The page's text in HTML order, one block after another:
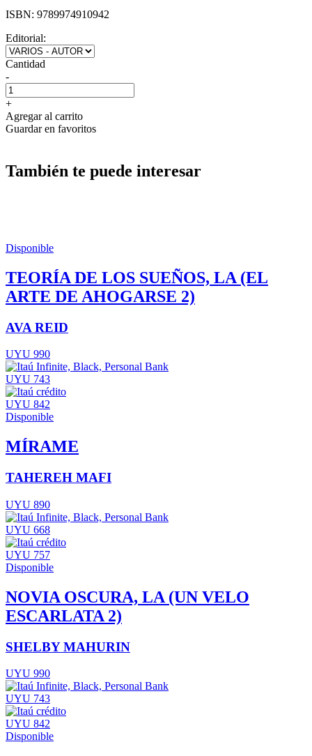
ISBN: 9789974910942
Editorial:
Cantidad
-
+
Agregar al carrito
Guardar en favoritos
También te puede interesar
Disponible
TEORÍA DE LOS SUEÑOS, LA (EL
ARTE DE AHOGARSE 2)
AVA REID
UYU 990
UYU 743
UYU 842
Disponible
MÍRAME
TAHEREH MAFI
UYU 890
UYU 668
UYU 757
Disponible
NOVIA OSCURA, LA (UN VELO
ESCARLATA 2)
SHELBY MAHURIN
UYU 990
UYU 743
UYU 842
Disponible